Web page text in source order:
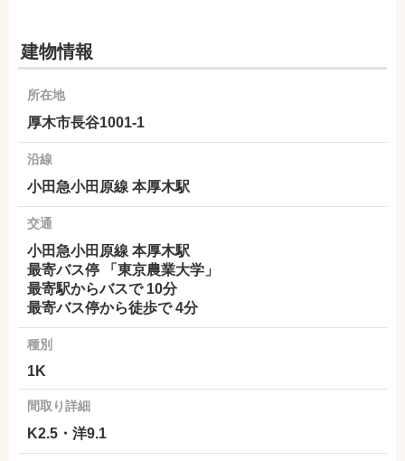
建物情報
所在地
厚木市長谷1001-1
沿線
小田急小田原線 本厚木駅
交通
小田急小田原線 本厚木駅
最寄バス停 「東京農業大学」
最寄駅からバスで 10分
最寄バス停から徒歩で 4分
種別
1K
間取り詳細
K2.5・洋9.1